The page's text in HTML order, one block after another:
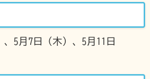
、5月7日（木）、5月11日